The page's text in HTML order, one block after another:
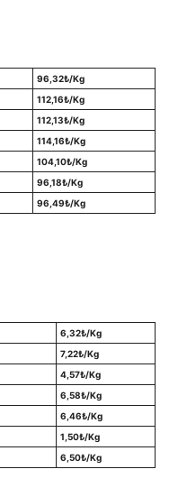
96,32₺/Kg
112,16₺/Kg
112,13₺/Kg
114,16₺/Kg
104,10₺/Kg
96,18₺/Kg
96,49₺/Kg
6,32₺/Kg
7,22₺/Kg
4,57₺/Kg
6,58₺/Kg
6,46₺/Kg
1,50₺/Kg
6,50₺/Kg